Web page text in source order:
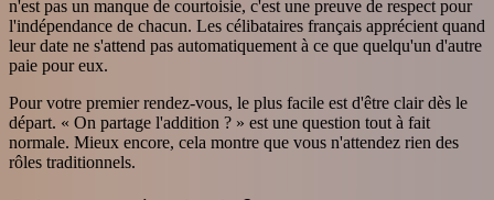
n'est pas un manque de courtoisie, c'est une preuve de respect pour
l'indépendance de chacun. Les célibataires français apprécient quand
leur date ne s'attend pas automatiquement à ce que quelqu'un d'autre
paie pour eux.
Pour votre premier rendez-vous, le plus facile est d'être clair dès le
départ. « On partage l'addition ? » est une question tout à fait
normale. Mieux encore, cela montre que vous n'attendez rien des
rôles traditionnels.